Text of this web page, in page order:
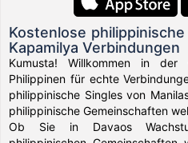
Kostenlose
Kapamilya Verbindungen
Kumusta! Willkommen in der
Philippinen für echte
philippinische Singles von
philippinische Gemeinschaften
Ob Sie in Davaos